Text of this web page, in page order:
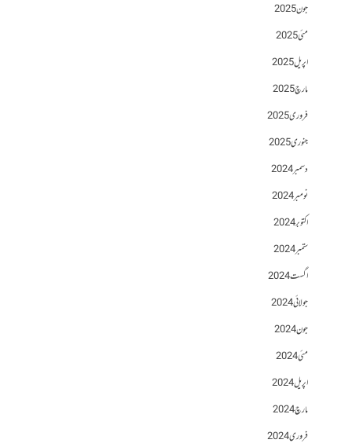
جون 2025
مئی 2025
اپریل 2025
مارچ 2025
فروری 2025
جنوری 2025
دسمبر 2024
نومبر 2024
اکتوبر 2024
ستمبر 2024
اگست 2024
جولائی 2024
جون 2024
مئی 2024
اپریل 2024
مارچ 2024
فروری 2024